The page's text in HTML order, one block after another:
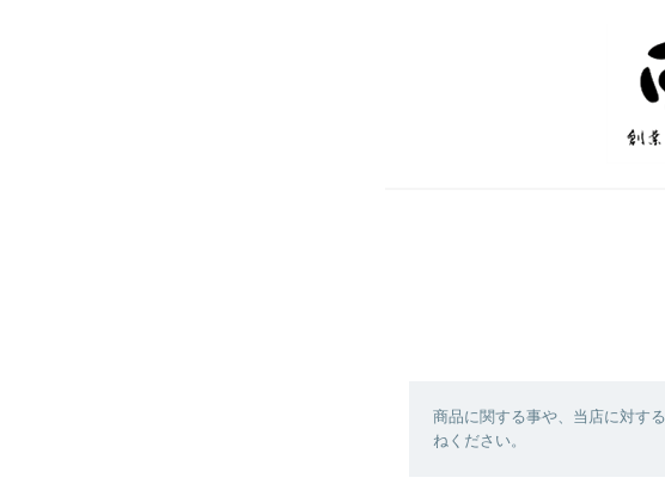
商品に関する事や、当店に対す
ねください。